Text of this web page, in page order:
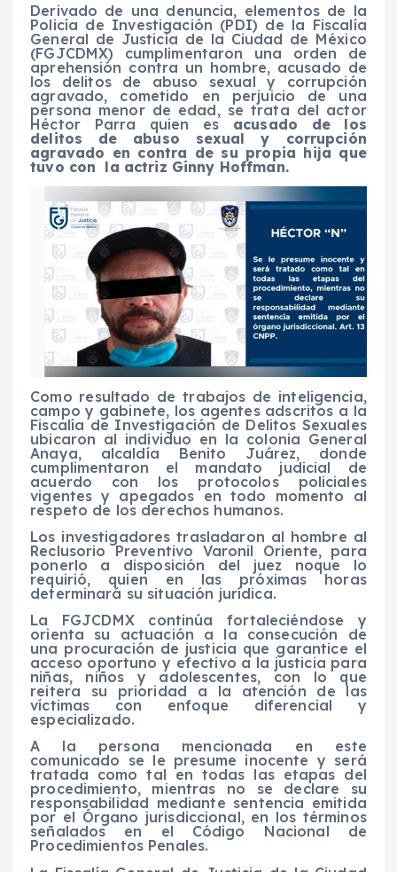
Derivado de una denuncia, elementos de la
Policía de Investigación (PDI) de la Fiscalía
General de Justicia de la Ciudad de México
(FGJCDMX) cumplimentaron una orden de
aprehensión contra un hombre, acusado de
los delitos de abuso sexual y corrupción
agravado, cometido en perjuicio de una
persona menor de edad, se trata del actor
Héctor Parra quien es acusado de los
delitos de abuso sexual y corrupción
agravado en contra de su propia hija que
tuvo con la actriz Ginny Hoffman.
Como resultado de trabajos de inteligencia,
campo y gabinete, los agentes adscritos a la
Fiscalía de Investigación de Delitos Sexuales
ubicaron al individuo en la colonia General
Anaya, alcaldía Benito Juárez, donde
cumplimentaron el mandato judicial de
acuerdo con los protocolos policiales
vigentes y apegados en todo momento al
respeto de los derechos humanos.
Los investigadores trasladaron al hombre al
Reclusorio Preventivo Varonil Oriente, para
ponerlo a disposición del juez noque lo
requirió, quien en las próximas horas
determinará su situación jurídica.
La FGJCDMX continúa fortaleciéndose y
orienta su actuación a la consecución de
una procuración de justicia que garantice el
acceso oportuno y efectivo a la justicia para
niñas, niños y adolescentes, con lo que
reitera su prioridad a la atención de las
víctimas con enfoque diferencial y
especializado.
A la persona mencionada en este
comunicado se le presume inocente y será
tratada como tal en todas las etapas del
procedimiento, mientras no se declare su
responsabilidad mediante sentencia emitida
por el Órgano jurisdiccional, en los términos
señalados en el Código Nacional de
Procedimientos Penales.